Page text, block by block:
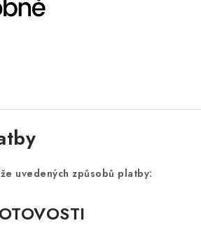
uvedených způsobů platby: